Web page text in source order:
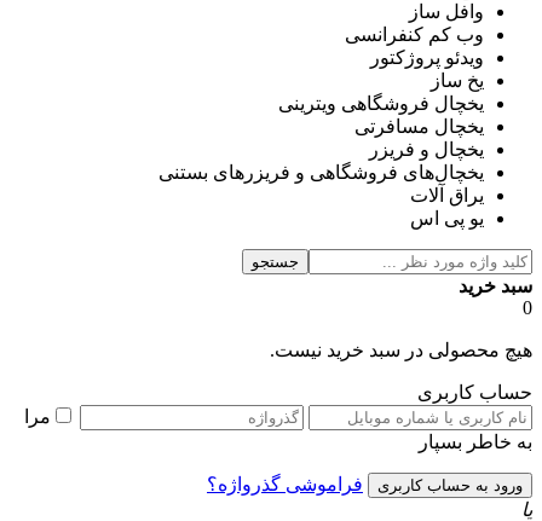
وافل ساز
وب کم کنفرانسی
ویدئو پروژکتور
یخ ساز
یخچال فروشگاهی ویترینی
یخچال مسافرتی
یخچال و فریزر
یخچال‌های فروشگاهی و فریزرهای بستنی
یراق آلات
یو پی اس
جستجو
سبد خرید
0
هیچ محصولی در سبد خرید نیست.
حساب کاربری
مرا
به خاطر بسپار
فراموشی گذرواژه؟
یا